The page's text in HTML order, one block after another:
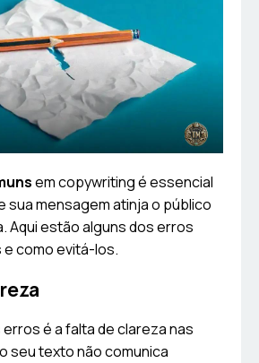
em copywriting é essencial
sua mensagem atinja o público
Aqui estão alguns dos erros
como evitá-los.
é a falta de clareza nas
seu texto não comunica